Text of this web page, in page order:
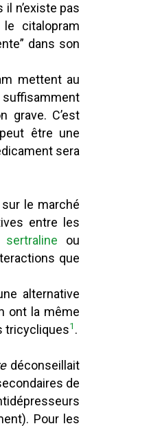
n’existe pas
le citalopram
dans son
mettent au
grave. C’est
être une
sera
le marché
entre les
sertraline ou
que
alternative
ont la même
tricycliques1 .
déconseillait
de
Pour les